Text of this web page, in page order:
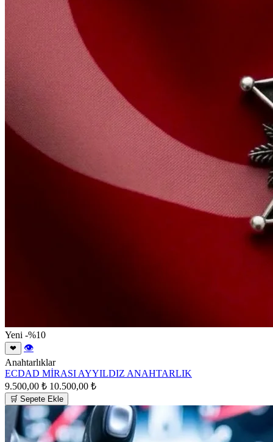
Yeni -%10
❤
👁
Anahtarlıklar
ECDAD MİRASI AYYILDIZ ANAHTARLIK
9.500,00 ₺ 10.500,00 ₺
🛒 Sepete Ekle